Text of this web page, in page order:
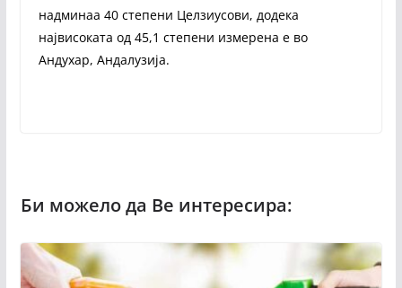
надминаа 40 степени Целзиусови, додека
највисоката од 45,1 степени измерена е во
Андухар, Андалузија.